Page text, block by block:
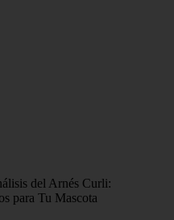
del Arnés Curli:
para Tu Mascota